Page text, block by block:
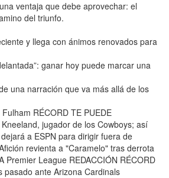
ventaja que debe aprovechar: el
del triunfo.
y llega con ánimos renovados para
ganar hoy puede marcar una
una narración que va más allá de los
RÉCORD TE PUEDE
jugador de los Cowboys; así
a ESPN para dirigir fuera de
revienta a "Caramelo" tras derrota
League REDACCIÓN RÉCORD
pasado ante Arizona Cardinals